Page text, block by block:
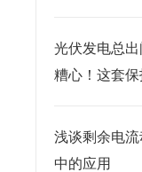
光伏发电总
糟心！这套
浅谈剩余电
中的应用